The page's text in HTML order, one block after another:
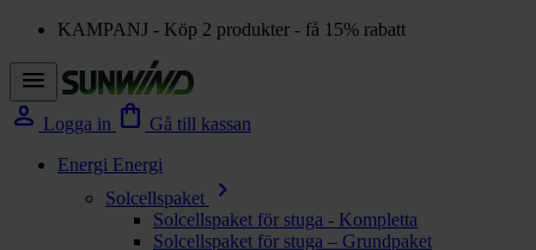
KAMPANJ - Köp 2 produkter - få 15% rabatt
menu
person Logga in shopping_bag Gå till kassan
Energi Energi
Solcellspaket
chevron_right
Solcellspaket för stuga - Kompletta
Solcellspaket för stuga – Grundpaket